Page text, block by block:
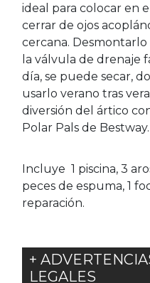
ideal para colocar en
cerrar de ojos
cercana. Desmontarlo
la válvula de drenaje
día, se puede secar,
usarlo verano tras
diversión del ártico
Polar Pals de Bestway.
Incluye 1 piscina, 3
peces de espuma, 1
reparación.
+
LEGALES